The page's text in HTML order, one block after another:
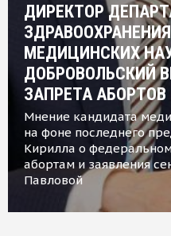
ДИРЕКТОР
МЕДИЦИНСКИХ
ДОБРОВОЛЬСКИЙ
ЗАПРЕТА АБОРТОВ
Мнение кандидата
на фоне последнего
Кирилла о
абортам и заявления
Павловой